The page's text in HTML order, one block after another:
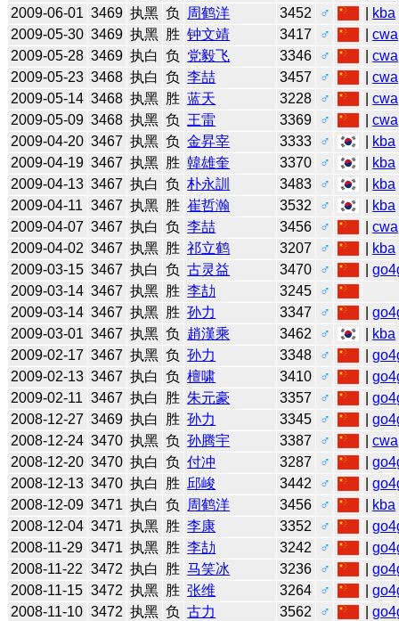
2009-06-01 3469 执黑 负 周鹤洋 3452 ♂ kba
2009-05-30 3469 执黑 胜 钟文靖 3417 ♂ |cwa
2009-05-28 3469 执白 负 党毅飞 3346 ♂ |cwa
2009-05-23 3468 执白 负 李喆 3457 ♂ |cwa
2009-05-14 3468 执黑 胜 蓝天 3228 ♂ |cwa
2009-05-09 3468 执黑 负 王雷 3369 ♂ |cwa
2009-04-20 3467 执黑 负 金昇宰 3333 ♂ kba
2009-04-19 3467 执黑 胜 韓雄奎 3370 ♂ kba
2009-04-13 3467 执白 负 朴永訓 3483 ♂ kba
2009-04-11 3467 执黑 胜 崔哲瀚 3532 ♂ kba
2009-04-07 3467 执白 负 李喆 3456 ♂ |cwa
2009-04-02 3467 执黑 胜 祁立鹤 3207 ♂ kba
2009-03-15 3467 执白 负 古灵益 3470 ♂ |
2009-03-14 3467 执黑 胜 李劼 3245
♂
2009-03-14 3467 执黑 胜 孙力 3347 ♂ |
2009-03-01 3467 执黑 负 趙漢乘 3462 ♂ kba
2009-02-17 3467 执黑 负 孙力 3348 ♂ |
2009-02-13 3467 执白 负 檀啸 3410 ♂ |
2009-02-11 3467 执白 胜 朱元豪 3357 ♂ |
2008-12-27 3469 执白 胜 孙力 3345 ♂ |
2008-12-24 3470 执黑 负 孙腾宇 3387 ♂ |cwa
2008-12-20 3470 执白 负 付冲 3287 ♂ |
2008-12-13 3470 执白 胜 邱峻 3442 ♂ |
2008-12-09 3471 执白 负 周鹤洋 3456 ♂ kba
2008-12-04 3471 执黑 胜 李康 3352 ♂ |
2008-11-29 3471 执黑 胜 李劼 3242 ♂ |
2008-11-22 3472 执白 胜 马笑冰 3236 ♂ |
2008-11-15 3472 执黑 胜 张维 3264 ♂ |
2008-11-10 3472 执黑 负 古力 3562 ♂ |